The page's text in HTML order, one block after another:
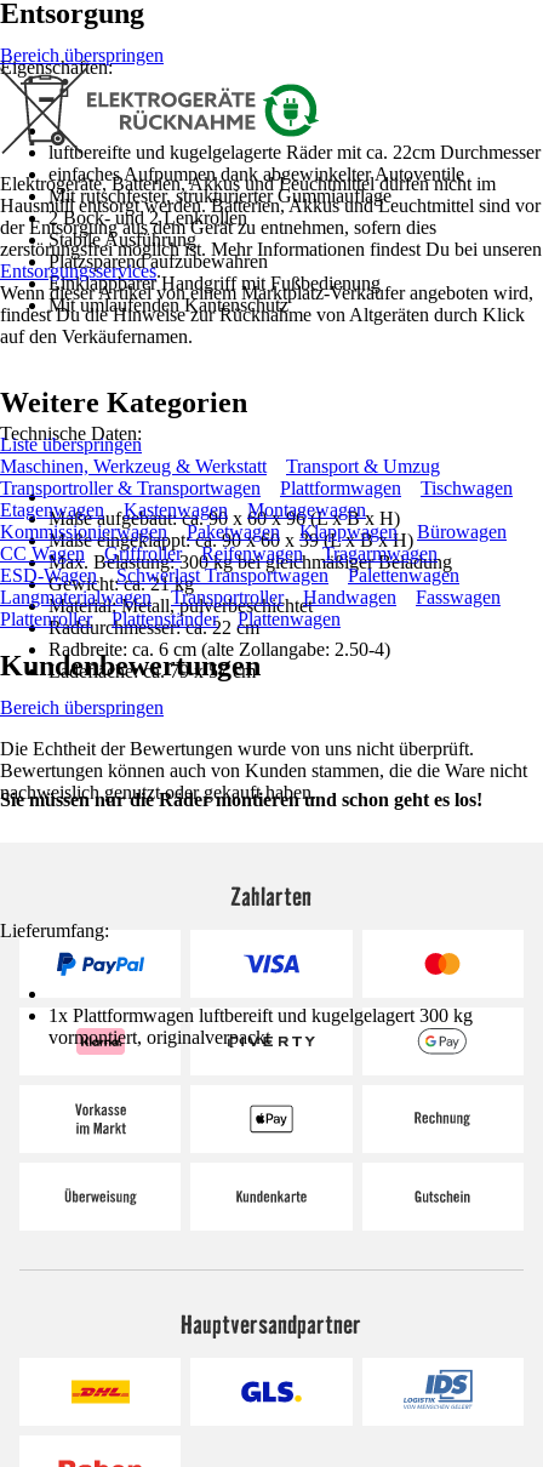
Eigenschaften:
luftbereifte und kugelgelagerte Räder mit ca. 22cm Durchmesser
einfaches Aufpumpen dank abgewinkelter Autoventile
Mit rutschfester, strukturierter Gummiauflage
2 Bock- und 2 Lenkrollen
Stabile Ausführung
Platzsparend aufzubewahren
Einklappbarer Handgriff mit Fußbedienung
Mit umlaufenden Kantenschutz
Technische Daten:
Maße aufgebaut: ca. 90 x 60 x 96 (L x B x H)
Maße eingeklappt: ca. 90 x 60 x 39 (L x B x H)
Max. Belastung: 300 kg bei gleichmäßiger Beladung
Gewicht: ca. 21 kg
Material: Metall, pulverbeschichtet
Raddurchmesser: ca. 22 cm
Radbreite: ca. 6 cm (alte Zollangabe: 2.50-4)
Ladefläche: ca. 79 x 57 cm
Sie müssen nur die Räder montieren und schon geht es los!
Lieferumfang:
1x Plattformwagen luftbereift und kugelgelagert 300 kg
vormontiert, originalverpackt
Entsorgung
Bereich überspringen
Elektrogeräte, Batterien, Akkus und Leuchtmittel dürfen nicht im
Hausmüll entsorgt werden. Batterien, Akkus und Leuchtmittel sind vor
der Entsorgung aus dem Gerät zu entnehmen, sofern dies
zerstörungsfrei möglich ist. Mehr Informationen findest Du bei unseren
Entsorgungsservices.
Wenn dieser Artikel von einem Marktplatz-Verkäufer angeboten wird,
findest Du die Hinweise zur Rücknahme von Altgeräten durch Klick
auf den Verkäufernamen.
Weitere Kategorien
Liste überspringen
Maschinen, Werkzeug & Werkstatt
Transport & Umzug
Transportroller & Transportwagen
Plattformwagen
Tischwagen
Etagenwagen
Kastenwagen
Montagewagen
Kommissionierwagen
Paketwagen Klappwagen
Bürowagen
CC Wagen
Griffroller Reifenwagen
Tragarmwagen
ESD-Wagen
Schwerlast Transportwagen
Palettenwagen
Langmaterialwagen
Transportroller Handwagen
Fasswagen
Plattenroller
Plattenständer Plattenwagen
Kundenbewertungen
Bereich überspringen
Die Echtheit der Bewertungen wurde von uns nicht überprüft.
Bewertungen können auch von Kunden stammen, die die Ware nicht
nachweislich genutzt oder gekauft haben.
Zahlarten
Hauptversandpartner